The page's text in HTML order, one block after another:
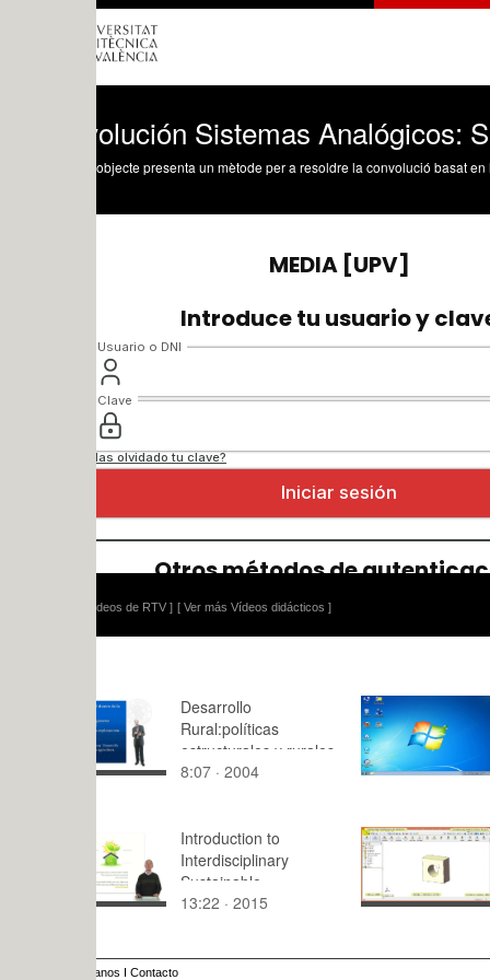
Sistemas Analógicos: Señales
[ Ver más Vídeos didácticos ]
Desarrollo
Rural:políticas
estructurales y rurales
8:07 · 2004
Windows 7
3:43 · 2014
Introduction to
Interdisciplinary
Sustainable
Architecture
13:22 · 2015
Creación
con
10
10:07 ·